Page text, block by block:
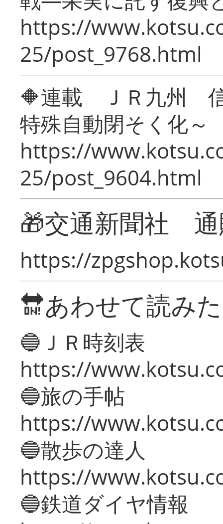
https://
25/post_9768.html
🔶連載 ＪＲ九州 信
特殊自動閉そく化～
https://
25/post_9604.html
🎁交通新聞社
https://
🔛あわせて読み
🔵ＪＲ時刻表
https://
🔵旅の手帖
https://
🔵散歩の達人
https://
🔵鉄道ダイヤ情報